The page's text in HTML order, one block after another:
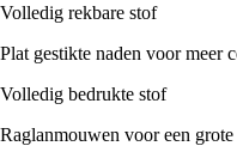
Volledig rekbare stof
Plat gestikte naden voor meer
Volledig bedrukte stof
Raglanmouwen voor een